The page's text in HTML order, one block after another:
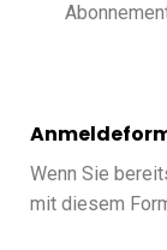
Wenn Sie
mit diesem